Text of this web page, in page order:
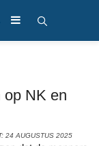
op NK en
24 AUGUSTUS 2025